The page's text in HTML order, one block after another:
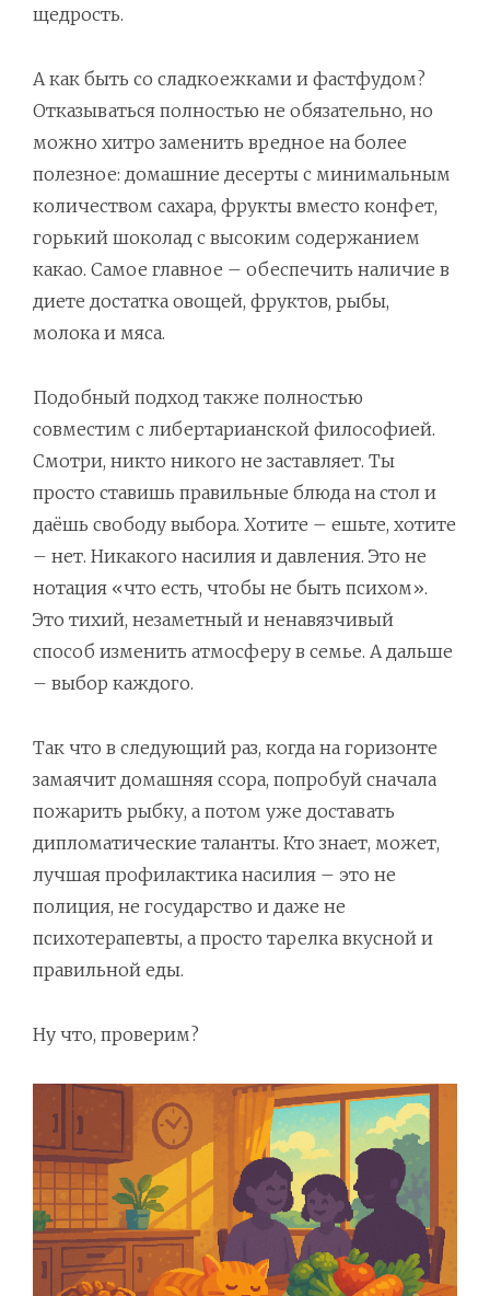
щедрость.
А как быть со сладкоежками и фастфудом?
Отказываться полностью не обязательно, но
можно хитро заменить вредное на более
полезное: домашние десерты с минимальным
количеством сахара, фрукты вместо конфет,
горький шоколад с высоким содержанием
какао. Самое главное – обеспечить наличие в
диете достатка овощей, фруктов, рыбы,
молока и мяса.
Подобный подход также полностью
совместим с либертарианской философией.
Смотри, никто никого не заставляет. Ты
просто ставишь правильные блюда на стол и
даёшь свободу выбора. Хотите – ешьте, хотите
– нет. Никакого насилия и давления. Это не
нотация «что есть, чтобы не быть психом».
Это тихий, незаметный и ненавязчивый
способ изменить атмосферу в семье. А дальше
– выбор каждого.
Так что в следующий раз, когда на горизонте
замаячит домашняя ссора, попробуй сначала
пожарить рыбку, а потом уже доставать
дипломатические таланты. Кто знает, может,
лучшая профилактика насилия – это не
полиция, не государство и даже не
психотерапевты, а просто тарелка вкусной и
правильной еды.
Ну что, проверим?